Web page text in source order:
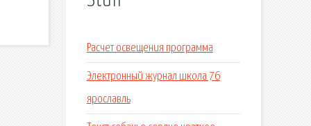
Расчет освещения программа
Электронный журнал школа 76
ярославль